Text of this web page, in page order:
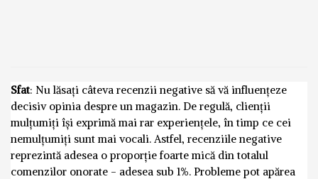
Sfat: Nu lăsați câteva recenzii negative să vă influențeze
decisiv opinia despre un magazin. De regulă, clienții
mulțumiți își exprimă mai rar experiențele, în timp ce cei
nemulțumiți sunt mai vocali. Astfel, recenziile negative
reprezintă adesea o proporție foarte mică din totalul
comenzilor onorate - adesea sub 1%. Probleme pot apărea